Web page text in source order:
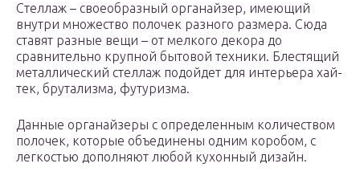
Стеллаж – своеобразный органайзер, имеющий
внутри множество полочек разного размера. Сюда
ставят разные вещи – от мелкого декора до
сравнительно крупной бытовой техники. Блестящий
металлический стеллаж подойдет для интерьера хай-
тек, брутализма, футуризма.
Данные органайзеры с определенным количеством
полочек, которые объединены одним коробом, с
легкостью дополняют любой кухонный дизайн.